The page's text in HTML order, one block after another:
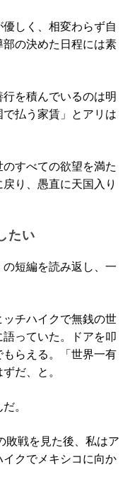
しく、相変わらず自
の決めた日程には素
を積んでいるのは明
払う家賃」とアリは
すべての欲望を満た
り、愚直に天国入り
たい
短編を読み返し、一
チハイクで無銭の世
っていた。ドアを叩
らえる。「世界一有
だ、と。
。
戦を見た後、私はア
イクでメキシコに向か